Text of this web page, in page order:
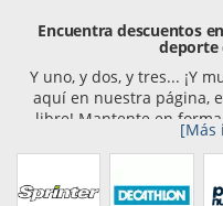
Encuentra descuentos
deporte
Y uno, y dos, y tres... ¡Y
aquí en nuestra página,
libre! Mantente en
[Más